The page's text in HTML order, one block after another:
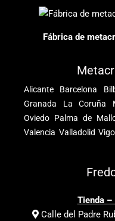
Fábrica de
Alicante Barcelona
Granada
La Coruña
Oviedo Palma de
Valencia Valladolid Vigo
Tienda –
Calle del Padre